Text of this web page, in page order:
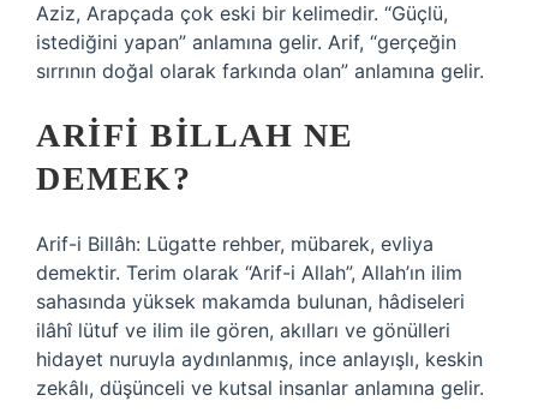
Aziz, Arapçada çok eski bir kelimedir. “Güçlü,
istediğini yapan” anlamına gelir. Arif, “gerçeğin
sırrının doğal olarak farkında olan” anlamına gelir.
ARIFI BILLAH NE
DEMEK?
Arif-i Billâh: Lügatte rehber, mübarek, evliya
demektir. Terim olarak “Arif-i Allah”, Allah’ın ilim
sahasında yüksek makamda bulunan, hâdiseleri
ilâhî lütuf ve ilim ile gören, akılları ve gönülleri
hidayet nuruyla aydınlanmış, ince anlayışlı, keskin
zekâlı, düşünceli ve kutsal insanlar anlamına gelir.